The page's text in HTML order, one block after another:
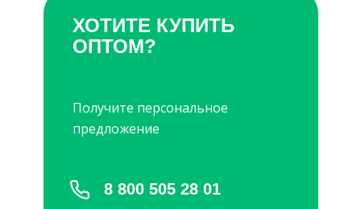
ХОТИТЕ КУПИТЬ
ОПТОМ?
Получите персональное
предложение
8 800 505 28 01